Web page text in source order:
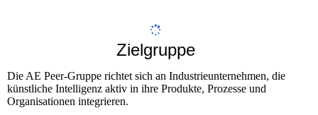
Zielgruppe
Die AE Peer-Gruppe richtet sich an Industrieunternehmen, die
künstliche Intelligenz aktiv in ihre Produkte, Prozesse und
Organisationen integrieren.